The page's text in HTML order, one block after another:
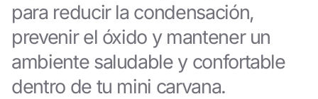
para reducir la condensación,
prevenir el óxido y mantener un
ambiente saludable y confortable
dentro de tu mini carvana.